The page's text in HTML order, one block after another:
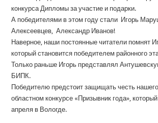
конкурса Дипломы за участие и подарки.
А победителями в этом году стали Игорь
Алексеевцев, Александр Иванов!
Наверное, наши постоянные читатели помнят
который становится победителем районного
Только раньше Игорь представлял
БИПК.
Победителю предстоит защищать честь
областном конкурсе «Призывник года»,
апреля в Вологде.